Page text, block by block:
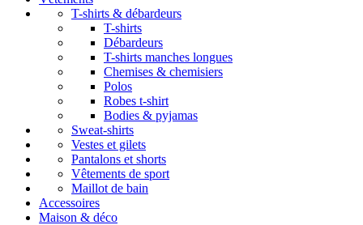
T-shirts & débardeurs
T-shirts
Débardeurs
T-shirts manches longues
Chemises & chemisiers
Polos
Robes t-shirt
Bodies & pyjamas
Sweat-shirts
Vestes et gilets
Pantalons et shorts
Vêtements de sport
Maillot de bain
Accessoires
Maison & déco